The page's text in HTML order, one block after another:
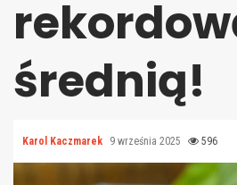
średnią!
Karol Kaczmarek 9 września 2025 596